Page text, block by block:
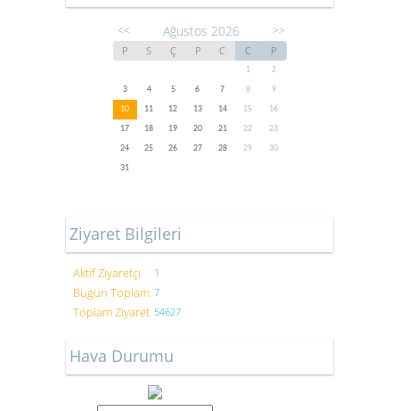
<< Ağustos 2026 >>
P S Ç P C C P
1
2
3
4 5 6 7 8
9
10
11 12 13 14 15
16
17
18 19 20 21 22
23
24
25 26 27 28 29
30
31
Ziyaret Bilgileri
Aktif Ziyaretçi 1
Bugün Toplam 7
Toplam Ziyaret 54627
Hava Durumu